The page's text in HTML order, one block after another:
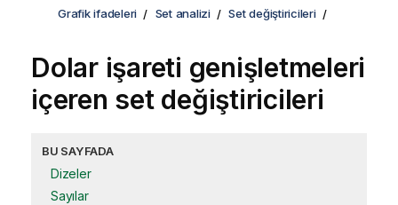
Grafik ifadeleri
Set analizi Set değiştiricileri
Dolar işareti genişletmeleri
içeren set değiştiricileri
BU SAYFADA
Dizeler
Sayılar